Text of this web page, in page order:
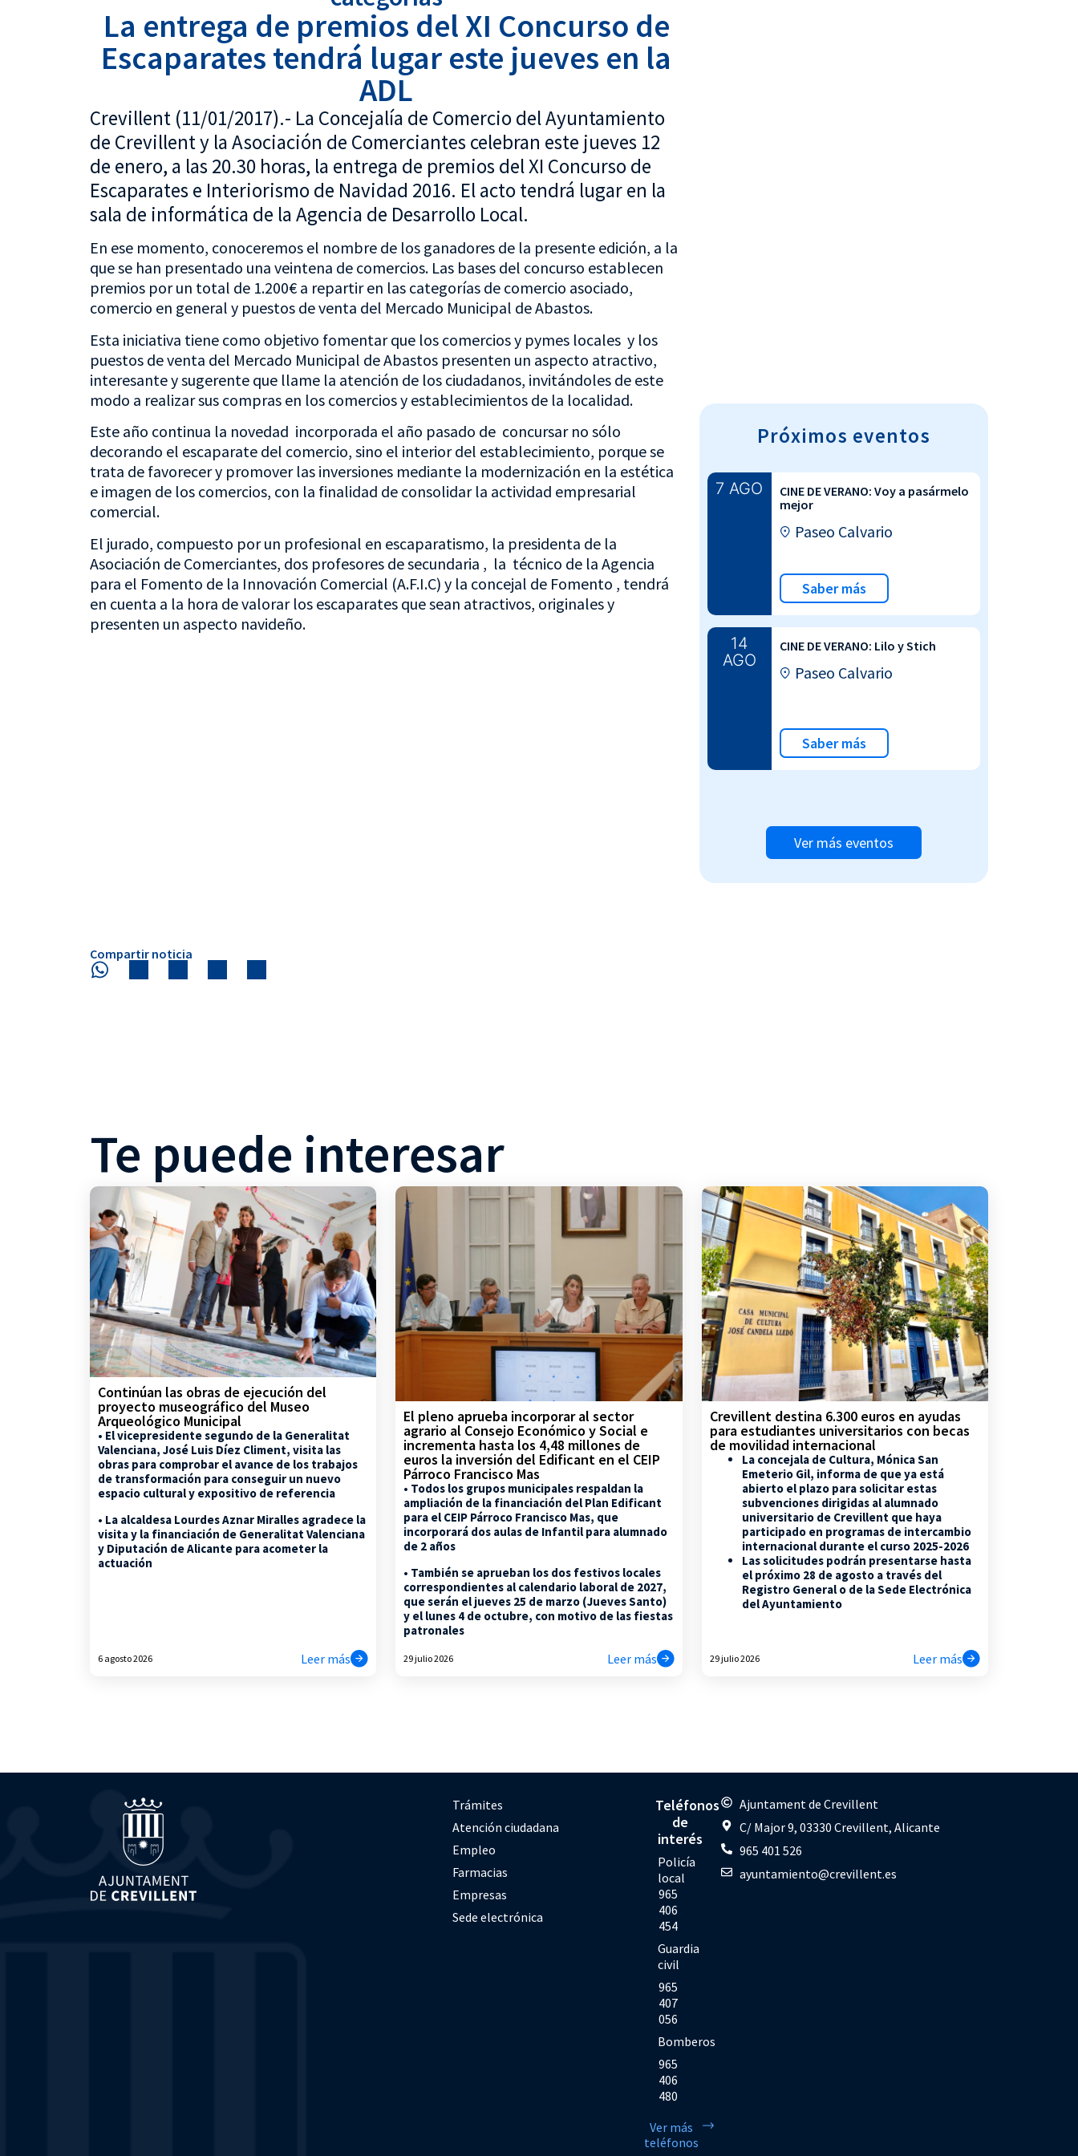
La entrega de premios del XI Concurso de
Escaparates tendrá lugar este jueves en la
ADL
Crevillent (11/01/2017).- La Concejalía de Comercio del Ayuntamiento
de Crevillent y la Asociación de Comerciantes celebran este jueves 12
de enero, a las 20.30 horas, la entrega de premios del XI Concurso de
Escaparates e Interiorismo de Navidad 2016. El acto tendrá lugar en la
sala de informática de la Agencia de Desarrollo Local.
En ese momento, conoceremos el nombre de los ganadores de la presente edición, a la
que se han presentado una veintena de comercios. Las bases del concurso establecen
premios por un total de 1.200€ a repartir en las categorías de comercio asociado,
comercio en general y puestos de venta del Mercado Municipal de Abastos.
Esta iniciativa tiene como objetivo fomentar que los comercios y pymes locales y los
puestos de venta del Mercado Municipal de Abastos presenten un aspecto atractivo,
interesante y sugerente que llame la atención de los ciudadanos, invitándoles de este
modo a realizar sus compras en los comercios y establecimientos de la localidad.
Este año continua la novedad incorporada el año pasado de concursar no sólo
decorando el escaparate del comercio, sino el interior del establecimiento, porque se
trata de favorecer y promover las inversiones mediante la modernización en la estética
e imagen de los comercios, con la finalidad de consolidar la actividad empresarial
comercial.
El jurado, compuesto por un profesional en escaparatismo, la presidenta de la
Asociación de Comerciantes, dos profesores de secundaria , la técnico de la Agencia
para el Fomento de la Innovación Comercial (A.F.I.C) y la concejal de Fomento , tendrá
en cuenta a la hora de valorar los escaparates que sean atractivos, originales y
presenten un aspecto navideño.
Próximos eventos
7 AGO
CINE DE VERANO: Voy a pasármelo
mejor
Paseo Calvario
Saber más
14
AGO
CINE DE VERANO: Lilo y Stich
Paseo Calvario
Saber más
Ver más eventos
Compartir noticia
Te puede interesar
Continúan las obras de ejecución del
proyecto museográfico del Museo
Arqueológico Municipal
• El vicepresidente segundo de la Generalitat
Valenciana, José Luis Díez Climent, visita las
obras para comprobar el avance de los trabajos
de transformación para conseguir un nuevo
espacio cultural y expositivo de referencia
• La alcaldesa Lourdes Aznar Miralles agradece la
visita y la financiación de Generalitat Valenciana
y Diputación de Alicante para acometer la
actuación
6 agosto 2026 Leer más
El pleno aprueba incorporar al sector
agrario al Consejo Económico y Social e
incrementa hasta los 4,48 millones de
euros la inversión del Edificant en el CEIP
Párroco Francisco Mas
• Todos los grupos municipales respaldan la
ampliación de la financiación del Plan Edificant
para el CEIP Párroco Francisco Mas, que
incorporará dos aulas de Infantil para alumnado
de 2 años
• También se aprueban los dos festivos locales
correspondientes al calendario laboral de 2027,
que serán el jueves 25 de marzo (Jueves Santo)
y el lunes 4 de octubre, con motivo de las fiestas
patronales
29 julio 2026 Leer más
Crevillent destina 6.300 euros en ayudas
para estudiantes universitarios con becas
de movilidad internacional
La concejala de Cultura, Mónica San
Emeterio Gil, informa de que ya está
abierto el plazo para solicitar estas
subvenciones dirigidas al alumnado
universitario de Crevillent que haya
participado en programas de intercambio
internacional durante el curso 2025-2026
Las solicitudes podrán presentarse hasta
el próximo 28 de agosto a través del
Registro General o de la Sede Electrónica
del Ayuntamiento
29 julio 2026 Leer más
Trámites
Atención ciudadana
Empleo
Farmacias
Empresas
Sede electrónica
Teléfonos
de
interés
Policía
local
965
406
454
Guardia
civil
965
407
056
Bomberos
965
406
480
Ver más
teléfonos
Ajuntament de Crevillent
C/ Major 9, 03330 Crevillent, Alicante
965 401 526
ayuntamiento@crevillent.es